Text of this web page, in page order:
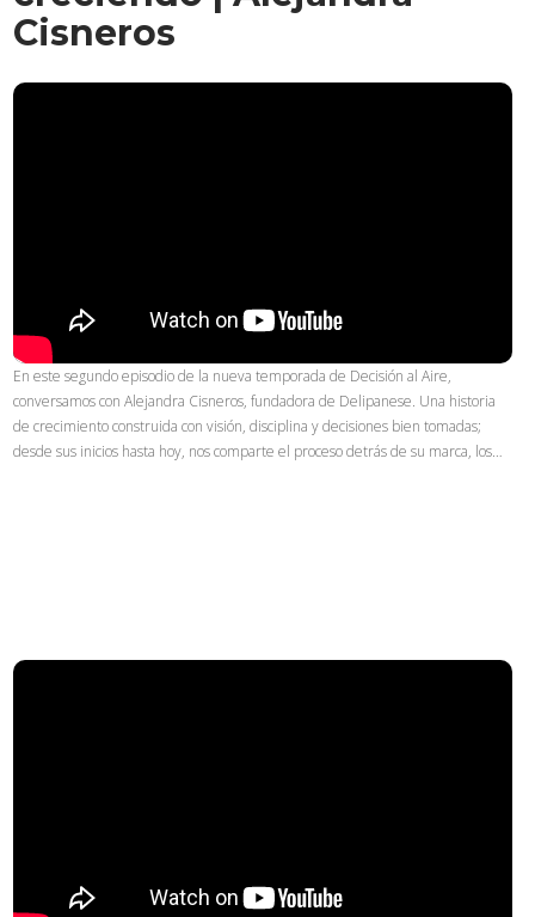
Cisneros
En este segundo episodio de la nueva temporada de Decisión al Aire,
conversamos con Alejandra Cisneros, fundadora de Delipanese. Una historia
de crecimiento construida con visión, disciplina y decisiones bien tomadas;
desde sus inicios hasta hoy, nos comparte el proceso detrás de su marca, los…